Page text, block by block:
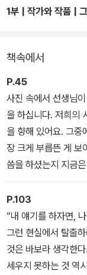
인의 경건한 기록이
은 시인들이 등장한
문인들의 연이은 별
의 공세 속 새로운
적은 한국문학과 출
가 선명하다.
1부 | 작가와 작품 |
책속에서
P.45
사진 속에서 선생님
을 하십니다. 저희의
을 향해 있어요. 그중
장 크게 부릅뜬 게 보
씀을 하셨는지 지금
선생님과 저희의 관
은 어리석고 아둔한
것이죠. 우리는 선생
하고 지혜로워졌을
P.103
“내 얘기를 하자면,
그런 현실에서 탈출
것은 바보라 생각한
세우지 못하는 것 역